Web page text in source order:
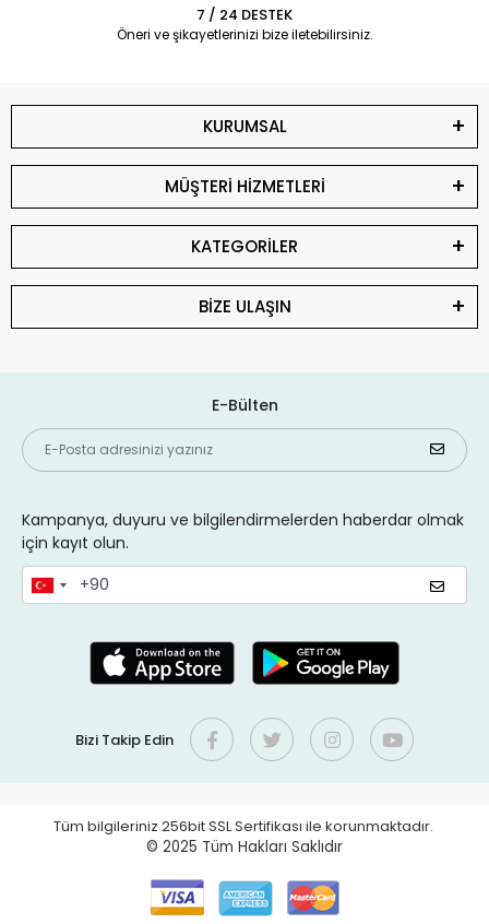
7 / 24 DESTEK
Öneri ve şikayetlerinizi bize iletebilirsiniz.
KURUMSAL
MÜŞTERİ HİZMETLERİ
KATEGORİLER
BİZE ULAŞIN
E-Bülten
Kampanya, duyuru ve bilgilendirmelerden haberdar olmak
için kayıt olun.
Bizi Takip Edin
Tüm bilgileriniz 256bit SSL Sertifikası ile korunmaktadır.
© 2025 Tüm Hakları Saklıdır